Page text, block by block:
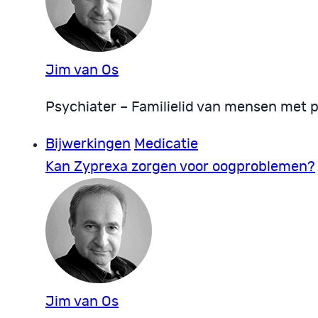
Jim van Os
Psychiater – Familielid van mensen met
Bijwerkingen Medicatie
Kan Zyprexa zorgen voor oogproblemen?
Jim van Os